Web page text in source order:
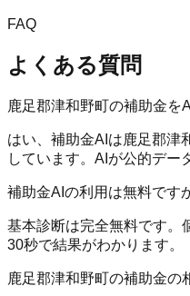
FAQ
よくある質問
鹿足郡津和野町の補助金を
はい、補助金AIは鹿足郡津
しています。AIが公的デー
補助金AIの利用は無料です
基本診断は完全無料です。
30秒で結果がわかります。
鹿足郡津和野町の補助金の